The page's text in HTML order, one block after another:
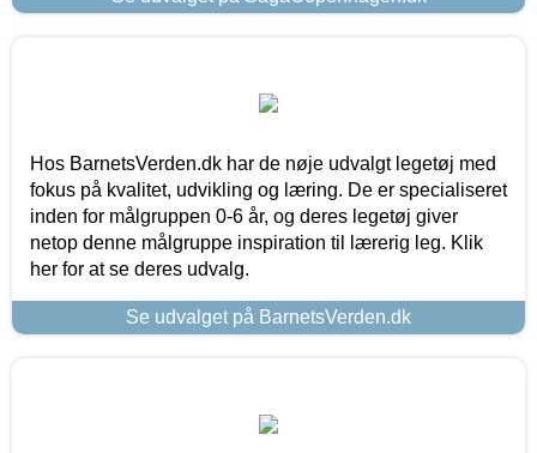
Hos BarnetsVerden.dk har de nøje udvalgt legetøj med
fokus på kvalitet, udvikling og læring. De er specialiseret
inden for målgruppen 0-6 år, og deres legetøj giver
netop denne målgruppe inspiration til lærerig leg. Klik
her for at se deres udvalg.
Se udvalget på BarnetsVerden.dk